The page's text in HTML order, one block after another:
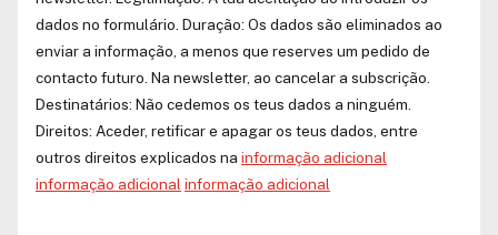
dados no formulário. Duração: Os dados são eliminados ao
enviar a informação, a menos que reserves um pedido de
contacto futuro. Na newsletter, ao cancelar a subscrição.
Destinatários: Não cedemos os teus dados a ninguém.
Direitos: Aceder, retificar e apagar os teus dados, entre
outros direitos explicados na informação adicional
informação adicional informação adicional